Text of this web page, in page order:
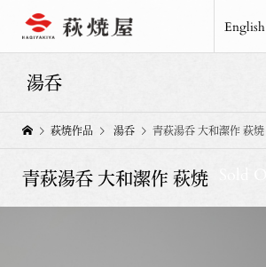
English
湯呑
萩焼作品 湯呑 青萩湯呑 大和潔作 萩焼
青萩湯呑 大和潔作 萩焼